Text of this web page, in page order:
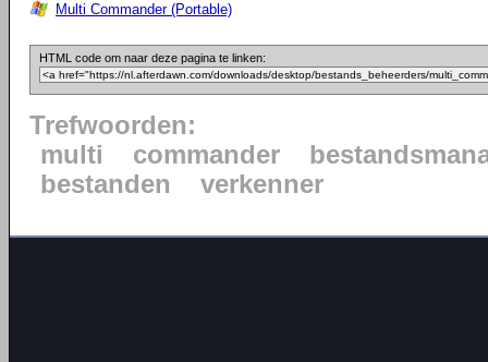
Multi Commander (Portable)
HTML code om naar deze pagina te linken:
Trefwoorden:
multi
commander
bestanden
verkenner